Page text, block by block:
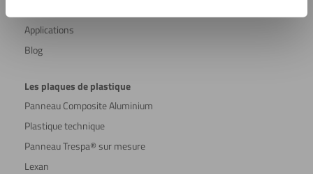
Applications
Blog
Les plaques de plastique
Panneau Composite Aluminium
Plastique technique
Panneau Trespa® sur mesure
Lexan